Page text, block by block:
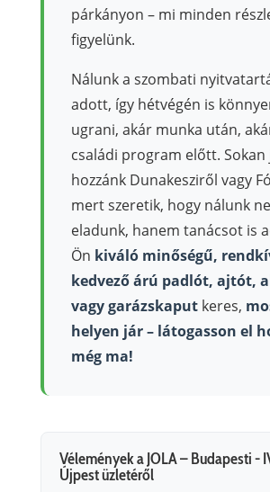
párkányon – mi minden
figyelünk.
Nálunk a szombati
adott, így hétvégén is
ugrani, akár munka után,
családi program előtt.
hozzánk Dunakesziről vagy
mert szeretik, hogy nálunk
eladunk, hanem tanácsot is
Ön kiváló minőségű,
kedvező árú padlót, ajtót,
vagy garázskaputkeres,
helyen jár – látogasson el
még ma!
Vélemények a JOLA – Budapesti -
Újpest üzletéről